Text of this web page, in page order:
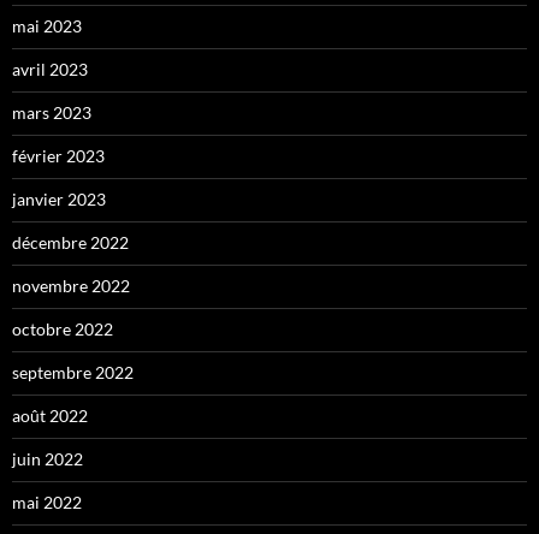
mai 2023
avril 2023
mars 2023
février 2023
janvier 2023
décembre 2022
novembre 2022
octobre 2022
septembre 2022
août 2022
juin 2022
mai 2022